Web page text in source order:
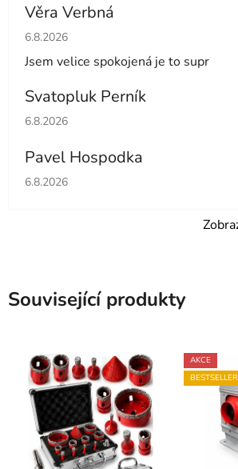
Věra Verbná
Hodnocení obchodu je 5 z 5 hvězdiček.
6.8.2026
Jsem velice spokojená je to supr
Svatopluk Perník
Hodnocení obchodu je 5 z 5 hvězdiček.
6.8.2026
Pavel Hospodka
Hodnocení obchodu je 5 z 5 hvězdiček.
6.8.2026
Související produkty
AKCE
BESTSELLER